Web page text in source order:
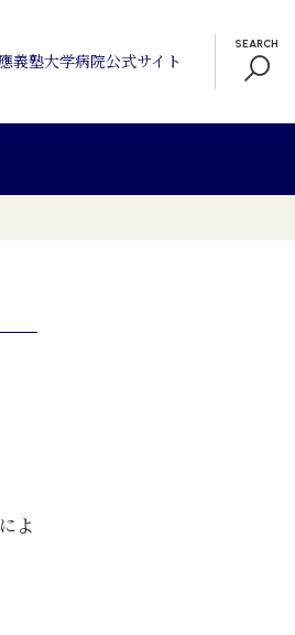
義塾大学病院公式サイト
SEARCH
よ